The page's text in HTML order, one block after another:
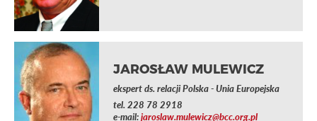
JAROSŁAW MULEWICZ
ekspert ds. relacji Polska - Unia Europejska
tel. 228 78 2918
e-mail:jaroslaw.mulewicz@bcc.org.pl